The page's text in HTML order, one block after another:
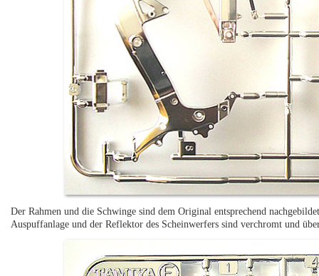
Der Rahmen und die Schwinge sind dem Original entsprechend
Auspuffanlage und der Reflektor des Scheinwerfers sind verchromt und